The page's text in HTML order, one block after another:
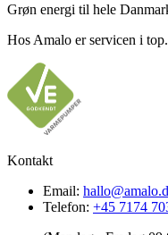
Grøn energi til hele
Hos Amalo er servicen i
Kontakt
Email:
Telefon: +45 7174